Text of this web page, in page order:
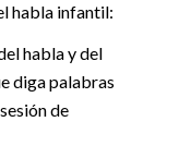
habla infantil:
habla y del
diga palabras
de